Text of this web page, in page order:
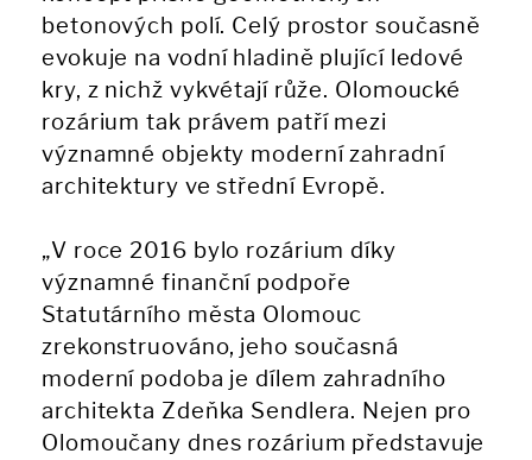
betonových polí. Celý prostor současně
evokuje na vodní hladině plující ledové
kry, z nichž vykvétají růže. Olomoucké
rozárium tak právem patří mezi
významné objekty moderní zahradní
architektury ve střední Evropě.
„V roce 2016 bylo rozárium díky
významné finanční podpoře
Statutárního města Olomouc
zrekonstruováno, jeho současná
moderní podoba je dílem zahradního
architekta Zdeňka Sendlera. Nejen pro
Olomoučany dnes rozárium představuje